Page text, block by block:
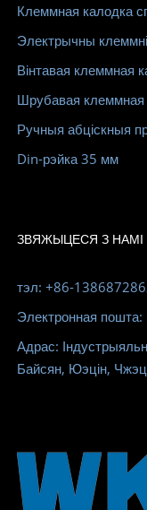
Клеммная калодка
Электрычны
Вінтавая клеммная
Шрубавая клеммная
Ручныя абціскныя
Din-рэйка 35 мм
ЗВЯЖЫЦЕСЯ З НАМІ
тэл: +86-
Электронная
Адрас:
Байсян, Юэцін,